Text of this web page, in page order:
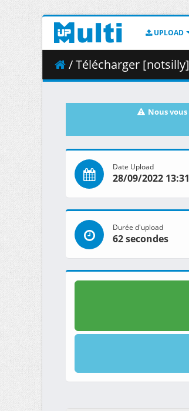
UPLOAD
/ Télécharger [notsilly]
Nous
Date Upload
28/09/2022 13:31
Durée d'upload
62 secondes